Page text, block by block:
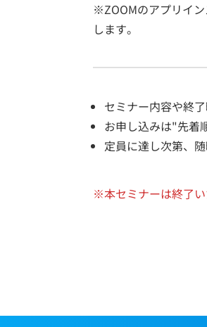
※ZOOMのアプリイ
します。
セミナー内容や終
お申し込みは"先着
定員に達し次第、
※本セミナーは終了い